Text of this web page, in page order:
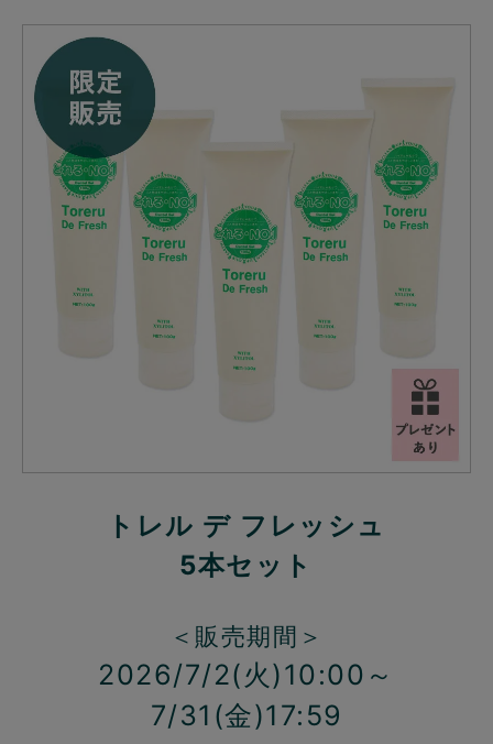
トレル デ フレッシュ
5本セット
＜販売期間＞
2026/7/2(火)10:00～
7/31(金)17:59